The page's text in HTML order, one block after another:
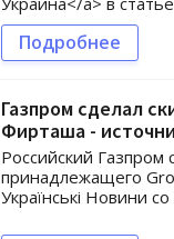
Подробнее
Газпром сделал
Фирташа -
Российский Газпром
принадлежащего
Українські Новини